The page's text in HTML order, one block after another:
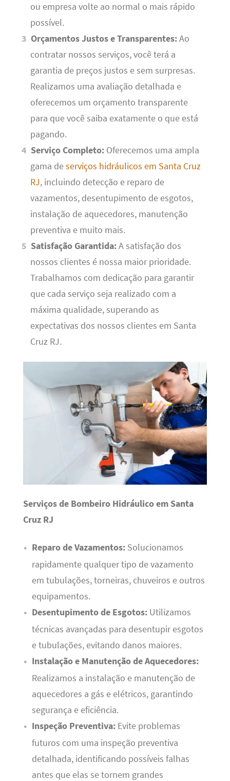
ou empresa volte ao normal o mais rápido
possível.
Orçamentos Justos e Transparentes:Ao
contratar nossos serviços, você terá a
garantia de preços justos e sem surpresas.
Realizamos uma avaliação detalhada e
oferecemos um orçamento transparente
para que você saiba exatamente o que está
pagando.
Serviço Completo: Oferecemos uma ampla
gama deserviços hidráulicos em Santa Cruz
RJ, incluindo detecção e reparo de
vazamentos, desentupimento de esgotos,
instalação de aquecedores, manutenção
preventiva e muito mais.
Satisfação Garantida:A satisfação dos
nossos clientes é nossa maior prioridade.
Trabalhamos com dedicação para garantir
que cada serviço seja realizado com a
máxima qualidade, superando as
expectativas dos nossos clientes em Santa
Cruz RJ.
Serviços de Bombeiro Hidráulico em Santa
Cruz RJ
Reparo de Vazamentos:Solucionamos
rapidamente qualquer tipo de vazamento
em tubulações, torneiras, chuveiros e outros
equipamentos.
Desentupimento de Esgotos:Utilizamos
técnicas avançadas para desentupir esgotos
e tubulações, evitando danos maiores.
Instalação e Manutenção de Aquecedores:
Realizamos a instalação e manutenção de
aquecedores a gás e elétricos, garantindo
segurança e eficiência.
Inspeção Preventiva:Evite problemas
futuros com uma inspeção preventiva
detalhada, identificando possíveis falhas
antes que elas se tornem grandes